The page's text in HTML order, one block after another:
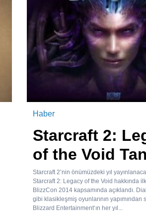
Haber
Starcraft 2:
of the Void
Starcraft 2’nin önümüzdeki yıl
Starcraft 2: Legacy of the Void hakkında
BlizzCon 2014 kapsamında açıklandı.
gibi klasikleşmiş oyunlarının yapımından
Blizzard Entertainment‘ın her yıl...